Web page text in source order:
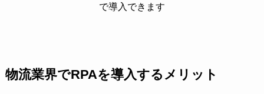
で導入できます
物流業界でRPAを導入するメリット